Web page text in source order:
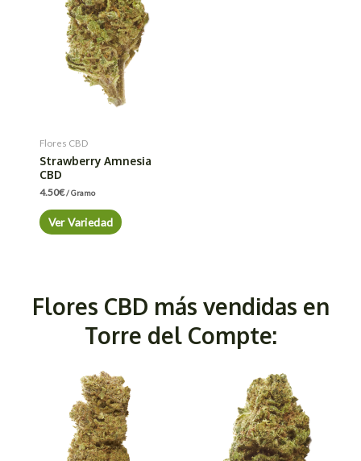
Flores CBD
Strawberry Amnesia
CBD
4.50€/ Gramo
Ver Variedad
Flores CBD más vendidas en
Torre del Compte: